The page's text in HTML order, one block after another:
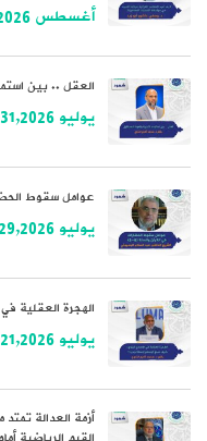
أغسطس 05,2026
العقل .. بين
يوليو 31,2026
عوامل سقوط
يوليو 29,2026
الهجرة العقلية
يوليو 21,2026
أزمة العدالة